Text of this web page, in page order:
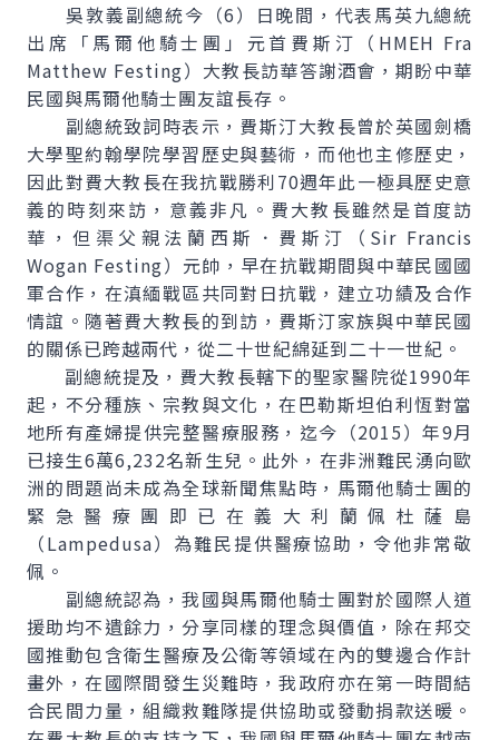
吳敦義副總統今（6）日晚間，代表馬英九總統
出席「馬爾他騎士團」元首費斯汀（HMEH Fra
Matthew Festing）大教長訪華答謝酒會，期盼中華
民國與馬爾他騎士團友誼長存。
副總統致詞時表示，費斯汀大教長曾於英國劍橋
大學聖約翰學院學習歷史與藝術，而他也主修歷史，
因此對費大教長在我抗戰勝利70週年此一極具歷史意
義的時刻來訪，意義非凡。費大教長雖然是首度訪
華，但渠父親法蘭西斯．費斯汀（ Sir Francis
Wogan Festing）元帥，早在抗戰期間與中華民國國
軍合作，在滇緬戰區共同對日抗戰，建立功績及合作
情誼。隨著費大教長的到訪，費斯汀家族與中華民國
的關係已跨越兩代，從二十世紀綿延到二十一世紀。
副總統提及，費大教長轄下的聖家醫院從1990年
起，不分種族、宗教與文化，在巴勒斯坦伯利恆對當
地所有產婦提供完整醫療服務，迄今（2015）年9月
已接生6萬6,232名新生兒。此外，在非洲難民湧向歐
洲的問題尚未成為全球新聞焦點時，馬爾他騎士團的
緊急醫療團即已在義大利蘭佩杜薩島
（Lampedusa）為難民提供醫療協助，令他非常敬
佩。
副總統認為，我國與馬爾他騎士團對於國際人道
援助均不遺餘力，分享同樣的理念與價值，除在邦交
國推動包含衛生醫療及公衛等領域在內的雙邊合作計
畫外，在國際間發生災難時，我政府亦在第一時間結
合民間力量，組織救難隊提供協助或發動捐款送暖。